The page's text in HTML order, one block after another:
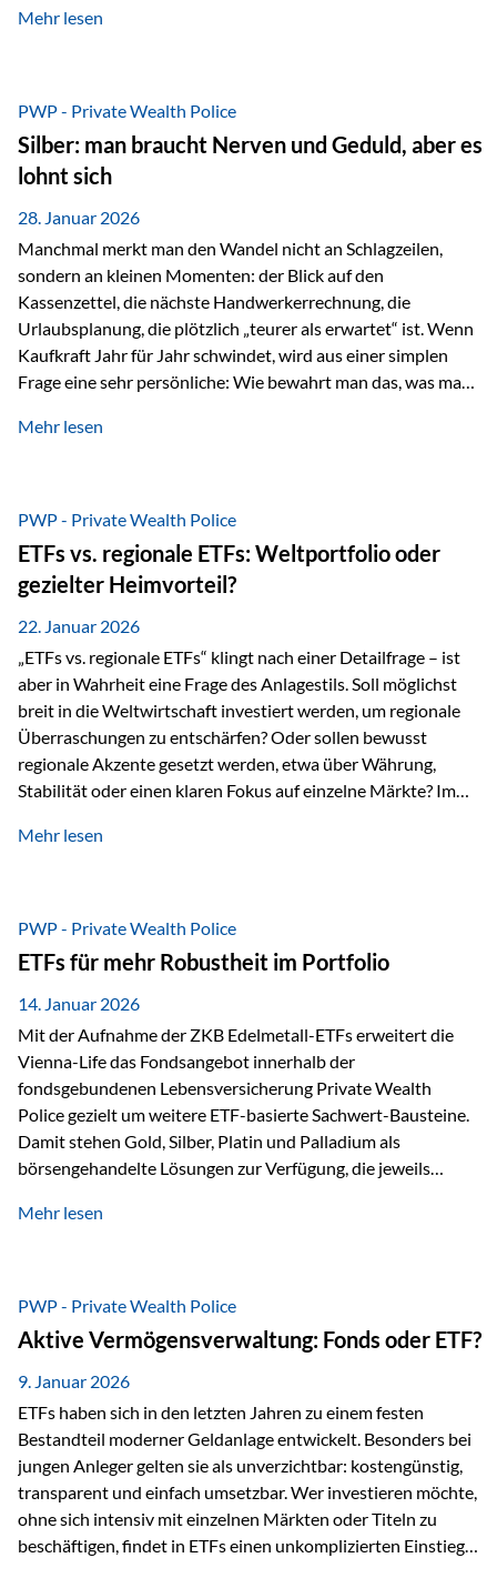
starken Anstiegen. Diese verändern jedoch nicht die
von geopolitischen Spannungen, einer stark ausgeweiteten
Geldmenge sowie strukturellen Verschiebungen an den
Kapitalmärkten geprägt ist, bleibt Gold ein bewährter Anker.
Nicht, weil…
Mehr lesen
PWP - Private Wealth Police
Silber: man braucht Nerven und Geduld, aber es
lohnt sich
28. Januar 2026
Manchmal merkt man den Wandel nicht an Schlagzeilen,
sondern an kleinen Momenten: der Blick auf den
Kassenzettel, die nächste Handwerkerrechnung, die
Urlaubsplanung, die plötzlich „teurer als erwartet“ ist. Wenn
Kaufkraft Jahr für Jahr schwindet, wird aus einer simplen
Frage eine sehr persönliche: Wie bewahrt man das, was man
Sachwerten mit einer Investition in Sachwerte zu
gerade dann, wenn Märkte nervös werden,…
Mehr lesen
PWP - Private Wealth Police
ETFs vs. regionale ETFs: Weltportfolio oder
gezielter Heimvorteil?
22. Januar 2026
„ETFs vs. regionale ETFs“ klingt nach einer Detailfrage – ist
aber in Wahrheit eine Frage des Anlagestils. Soll möglichst
breit in die Weltwirtschaft investiert werden, um regionale
Überraschungen zu entschärfen? Oder sollen bewusst
regionale Akzente gesetzt werden, etwa über Währung,
Stabilität oder einen klaren Fokus auf einzelne Märkte? Im
Wealth Police der Vienna-Life lassen sich beide Ansätze
Risikostreuung, Inflationsrobustheit und Stabilisierung. 1)
Die Philosophiefrage: breit oder bewusst? Global investieren
bedeutet: Das Portfolio bildet die Weltmärkte möglichst
breit ab, ohne die…
Mehr lesen
PWP - Private Wealth Police
ETFs für mehr Robustheit im Portfolio
14. Januar 2026
Mit der Aufnahme der ZKB Edelmetall-ETFs erweitert die
Vienna-Life das Fondsangebot innerhalb der
fondsgebundenen Lebensversicherung Private Wealth
Police gezielt um weitere ETF-basierte Sachwert-Bausteine.
Damit stehen Gold, Silber, Platin und Palladium als
börsengehandelte Lösungen zur Verfügung, die jeweils
dabei nicht auf einzelnen Marktmeinungen, sondern auf
Inflationsrobustheit und Stabilisierung – eingebettet in eine
liechtensteinische Versicherungsstruktur. Die
Sicherheitsarchitektur: Liechtenstein als Strukturprinzip Die
Private Wealth Police positioniert sich mit einer dreistufigen
Sicherheitsarchitektur, die auf mehreren Ebenen ansetzt:
Stufe 1: Versicherer-Ebene • Versicherung mit…
Mehr lesen
PWP - Private Wealth Police
Aktive Vermögensverwaltung: Fonds oder ETF?
9. Januar 2026
ETFs haben sich in den letzten Jahren zu einem festen
Bestandteil moderner Geldanlage entwickelt. Besonders bei
jungen Anleger gelten sie als unverzichtbar: kostengünstig,
transparent und einfach umsetzbar. Wer investieren möchte,
ohne sich intensiv mit einzelnen Märkten oder Titeln zu
beschäftigen, findet in ETFs einen unkomplizierten Einstieg